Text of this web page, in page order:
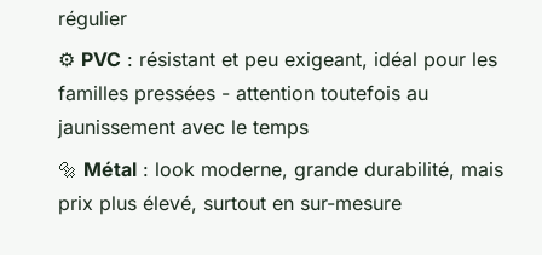
régulier
⚙️ PVC : résistant et peu exigeant, idéal pour les
familles pressées - attention toutefois au
jaunissement avec le temps
🔩 Métal : look moderne, grande durabilité, mais
prix plus élevé, surtout en sur-mesure